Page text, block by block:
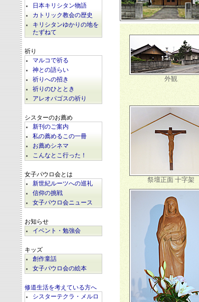
日本キリシタン物語
カトリック教会の歴史
キリシタンゆかりの地を
たずねて
祈り
マルコで祈る
神との語らい
祈りへの招き
祈りのひととき
アレオパゴスの祈り
シスターのお薦め
新刊のご案内
私の薦めるこの一冊
お薦めシネマ
こんなとこ行った！
女子パウロ会とは
新世紀ルーツへの巡礼
信仰の挑戦
女子パウロ会ニュース
お知らせ
イベント・勉強会
キッズ
創作童話
女子パウロ会の絵本
修道生活を考えている方へ
シスターテクラ・メルロ
外観
祭壇正面 十字架